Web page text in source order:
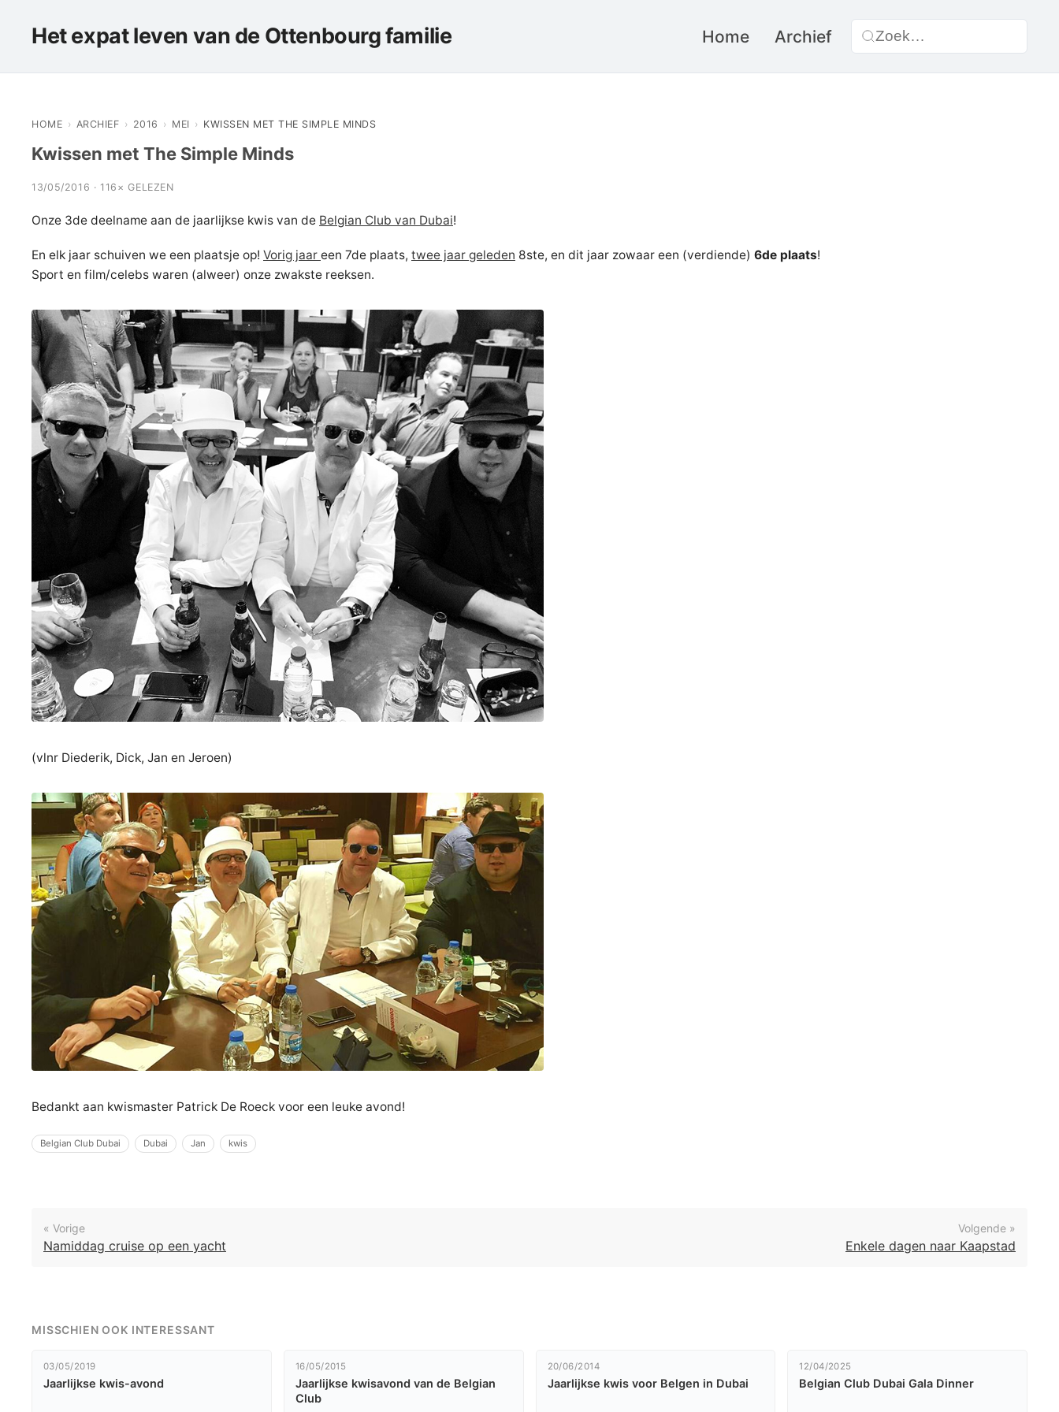
Het expat leven van de Ottenbourg familie Home Archief
HOME › ARCHIEF › 2016 › MEI › KWISSEN MET THE SIMPLE MINDS
Kwissen met The Simple Minds
13/05/2016 · 116× GELEZEN
Onze 3de deelname aan de jaarlijkse kwis van de Belgian Club van Dubai!
En elk jaar schuiven we een plaatsje op! Vorig jaar een 7de plaats, twee jaar geleden 8ste, en dit jaar zowaar een (verdiende) 6de plaats!
Sport en film/celebs waren (alweer) onze zwakste reeksen.
(vlnr Diederik, Dick, Jan en Jeroen)
Bedankt aan kwismaster Patrick De Roeck voor een leuke avond!
Belgian Club Dubai Dubai Jan kwis
« Vorige
Namiddag cruise op een yacht
Volgende »
Enkele dagen naar Kaapstad
MISSCHIEN OOK INTERESSANT
03/05/2019
Jaarlijkse kwis-avond
16/05/2015
Jaarlijkse kwisavond van de Belgian
Club
20/06/2014
Jaarlijkse kwis voor Belgen in Dubai
12/04/2025
Belgian Club Dubai Gala Dinner